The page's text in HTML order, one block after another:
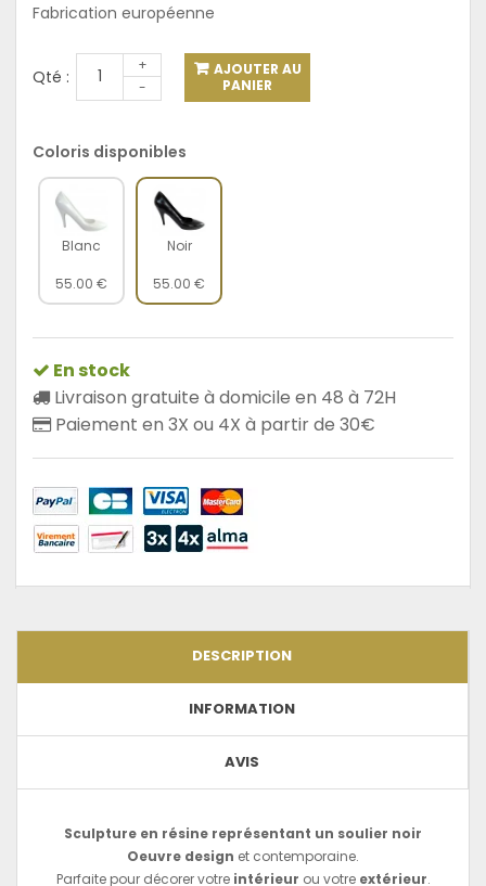
Fabrication européenne
Qté :
+
-
AJOUTER AU
PANIER
Coloris disponibles
Blanc
55.00 €
Noir
55.00 €
En stock
Livraison gratuite à domicile en 48 à 72H
Paiement en 3X ou 4X à partir de 30€
DESCRIPTION
INFORMATION
AVIS
Sculpture en résine représentant un soulier noir
Oeuvre design et contemporaine.
Parfaite pour décorer votre intérieur ou votre extérieur.